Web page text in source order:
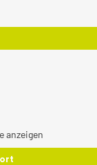
anzeigen